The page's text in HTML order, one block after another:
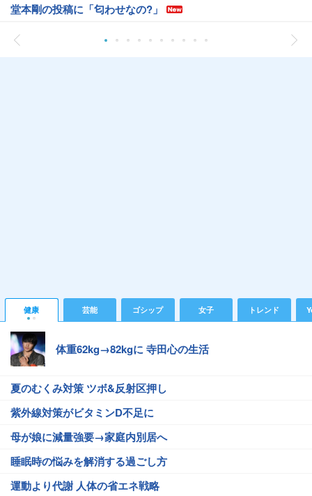
堂本剛の投稿に「匂わせなの?」
健康 芸能 ゴシップ 女子 トレンド
体重62kg→82kgに 寺田心の生活
夏のむくみ対策 ツボ&反射区押し
紫外線対策がビタミンD不足に
母が娘に減量強要→家庭内別居へ
睡眠時の悩みを解消する過ごし方
運動より代謝 人体の省エネ戦略